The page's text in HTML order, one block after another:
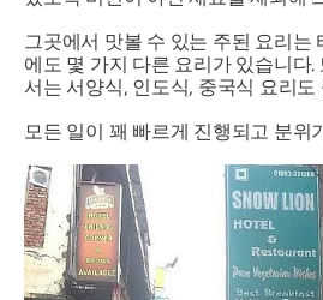
그곳에서 맛볼 수 있는 주된 요리는
에도 몇 가지 다른 요리가 있습니다
서는 서양식, 인도식, 중국식 요리도
모든 일이 꽤 빠르게 진행되고 분위